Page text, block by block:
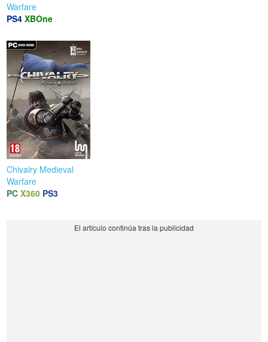
Warfare
PS4 XBOne
Chivalry Medieval
Warfare
PC X360 PS3